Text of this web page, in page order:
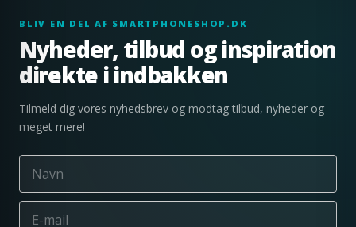
BLIV EN DEL AF SMARTPHONESHOP.DK
Nyheder, tilbud og inspiration
direkte i indbakken
Tilmeld dig vores nyhedsbrev og modtag tilbud, nyheder og
meget mere!